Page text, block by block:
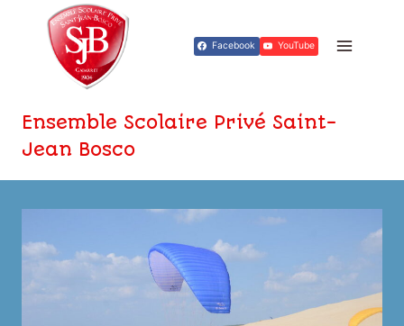
contenu
Facebook YouTube
Ensemble Scolaire Privé Saint-
Jean Bosco